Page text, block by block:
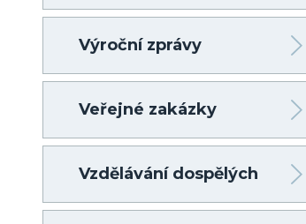
Výroční zprávy
Veřejné zakázky
Vzdělávání dospělých